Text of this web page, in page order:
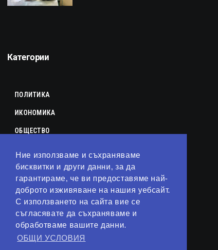
Ние използваме и съхраняваме
бисквитки и други данни, за да
гарантираме, че ви предоставяме най-
доброто изживяване на нашия уебсайт.
С използването на сайта вие се
съгласявате да съхраняваме и
обработваме вашите данни.
ОБЩИ УСЛОВИЯ
Категории
ПОЛИТИКА
ИКОНОМИКА
ОБЩЕСТВО
КУЛТУРА
ЛАЙФСТАЙЛ
ТЕХНОЛОГИИ
АНАЛИЗИ
СВЯТ